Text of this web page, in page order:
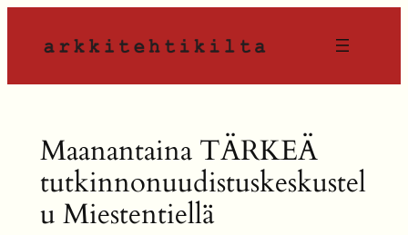
sisältöön
Maanantaina TÄRKEÄ
tutkinnonuudistuskeskustel
u Miestentiellä